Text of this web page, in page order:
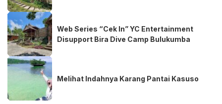
Web Series “Cek In” YC Entertainment
Disupport Bira Dive Camp Bulukumba
Melihat Indahnya Karang Pantai Kasuso